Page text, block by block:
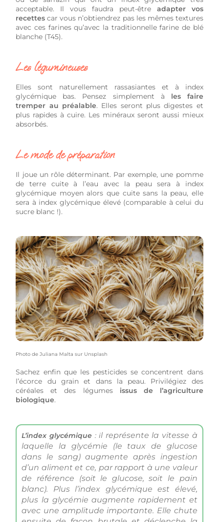
acceptable. Il vous faudra peut-être adapter vos
recettes car vous n’obtiendrez pas les mêmes textures
avec ces farines qu’avec la traditionnelle farine de blé
blanche (T45).
Les légumineuses
Elles sont naturellement rassasiantes et à index
glycémique bas. Pensez simplement à les faire
tremper au préalable. Elles seront plus digestes et
plus rapides à cuire. Les minéraux seront aussi mieux
absorbés.
Le mode de préparation
Il joue un rôle déterminant. Par exemple, une pomme
de terre cuite à l’eau avec la peau sera à index
glycémique moyen alors que cuite sans la peau, elle
sera à index glycémique élevé (comparable à celui du
sucre blanc !).
Photo deJuliana Malta sur Unsplash
Sachez enfin que les pesticides se concentrent dans
l’écorce du grain et dans la peau. Privilégiez des
céréales et des légumes issus de l’agriculture
biologique.
L’index glycémique : il représente la vitesse à
laquelle la glycémie (le taux de glucose
dans le sang) augmente après ingestion
d’un aliment et ce, par rapport à une valeur
de
référence (soit le glucose, soit le pain
blanc). Plus l’index glycémique est élevé,
plus la glycémie augmente rapidement et
avec une amplitude importante. Elle chute